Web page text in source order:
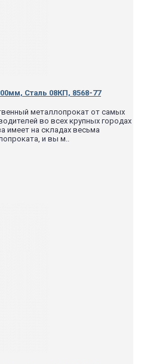
Сталь 08КП, 8568-77
металлопрокат от самых
во всех крупных городах
имеет на складах весьма
и вы м..